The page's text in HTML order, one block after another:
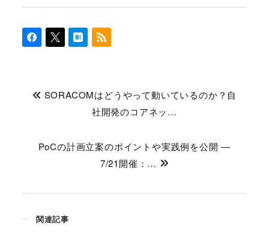
関連記事
SORACOMはどうやって動いているのか？自
社開発のコアネッ…
PoCの計画立案のポイントや実践例を公開 ―
7/21開催：…